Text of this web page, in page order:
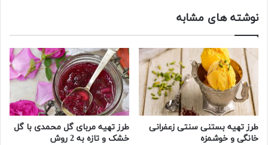
نوشته های مشابه
طرز تهیه بستنی سنتی زعفرانی
خانگی و خوشمزه
طرز تهیه مربای گل محمدی با گل
خشک و تازه به 2 روش